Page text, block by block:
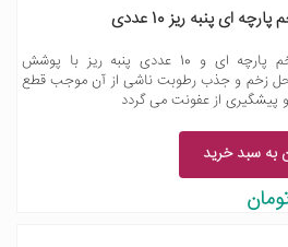
ای پنبه ریز 10 عددی
چسب زخم پارچه ای و 10 عددی پنبه ریز با پوشش
زخم و جذب رطوبت ناشی از آن موجب قطع
پیشگیری از عفونت می گردد
به سبد خرید